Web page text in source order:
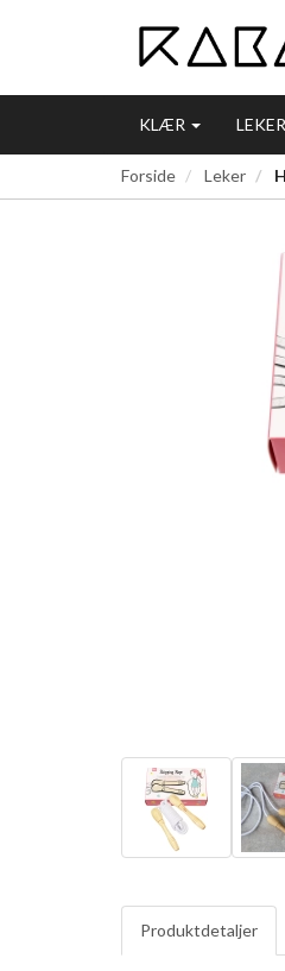
KLÆR LEKER
Forside Leker
Produktdetaljer